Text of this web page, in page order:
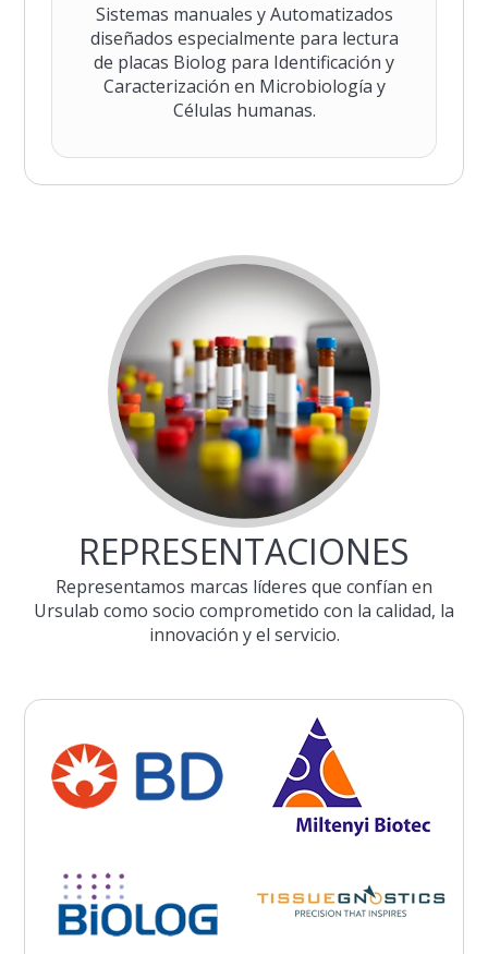
Sistemas manuales y Automatizados
diseñados especialmente para lectura
de placas Biolog para Identificación y
Caracterización en Microbiología y
Células humanas.
REPRESENTACIONES
Representamos marcas líderes que confían en
Ursulab como socio comprometido con la calidad, la
innovación y el servicio.